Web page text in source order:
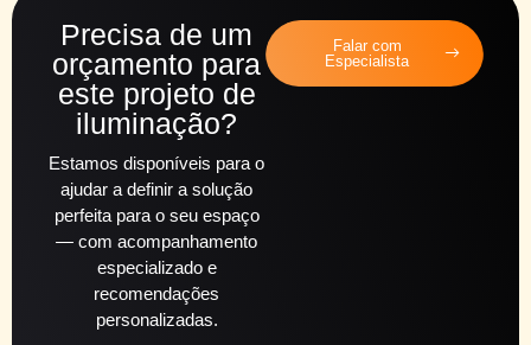
Precisa de um
orçamento para
este projeto de
iluminação?
Estamos disponíveis para o
ajudar a definir a solução
perfeita para o seu espaço
— com acompanhamento
especializado e
recomendações
personalizadas.
Falar com
Especialista